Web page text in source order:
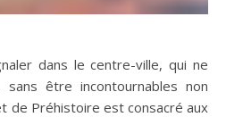
dans le centre-ville, qui ne
être incontournables non
de Préhistoire est consacré aux